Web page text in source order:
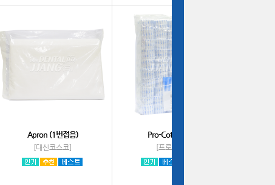
Apron (1번접음)
[대신코스코]
Pro-Cotton Roll
[프로덴티]